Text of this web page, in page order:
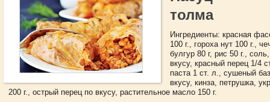
толма
Ингредиенты: красная
100 г., гороха нут 100 г.,
булгур 80 г, рис 50 г.,
вкусу, красный перец 1/4
паста 1 ст. л., сушеный
вкусу, кинза, петрушка,
200 г., острый перец по вкусу, растительное масло 150 г.